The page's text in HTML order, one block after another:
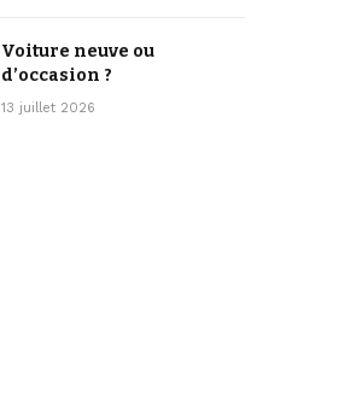
Voiture neuve ou
d’occasion ?
13 juillet 2026